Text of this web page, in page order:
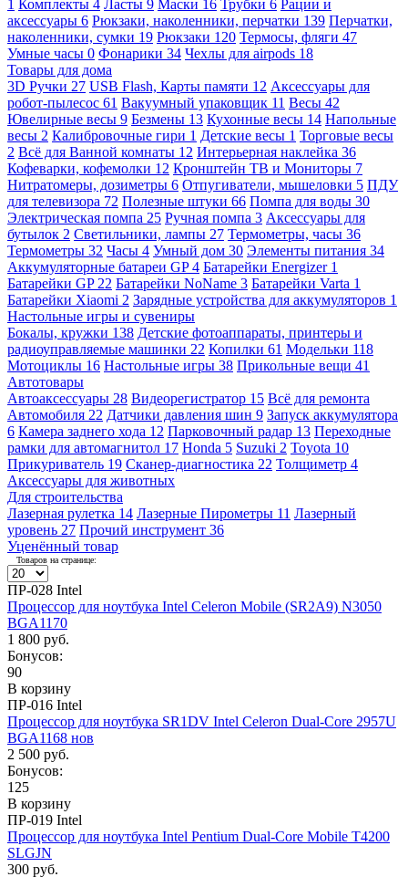
1 Комплекты 4 Ласты 9 Маски 16 Трубки 6 Рации и
аксессуары 6 Рюкзаки, наколенники, перчатки 139 Перчатки,
наколенники, сумки 19 Рюкзаки 120 Термосы, фляги 47
Умные часы 0 Фонарики 34 Чехлы для airpods 18
Товары для дома
3D Ручки 27 USB Flash, Карты памяти 12 Аксессуары для
робот-пылесос 61 Вакуумный упаковщик 11 Весы 42
Ювелирные весы 9 Безмены 13 Кухонные весы 14 Напольные
весы 2 Калибровочные гири 1 Детские весы 1 Торговые весы
2 Всё для Ванной комнаты 12 Интерьерная наклейка 36
Кофеварки, кофемолки 12 Кронштейн ТВ и Мониторы 7
Нитратомеры, дозиметры 6 Отпугиватели, мышеловки 5 ПДУ
для телевизора 72 Полезные штуки 66 Помпа для воды 30
Электрическая помпа 25 Ручная помпа 3 Аксессуары для
бутылок 2 Светильники, лампы 27 Термометры, часы 36
Термометры 32 Часы 4 Умный дом 30 Элементы питания 34
Аккумуляторные батареи GP4 Батарейки Energizer 1
Батарейки GP 22 Батарейки NoName 3 Батарейки Varta 1
Батарейки Xiaomi 2 Зарядные устройства для аккумуляторов 1
Настольные игры и сувениры
Бокалы, кружки 138 Детские фотоаппараты, принтеры и
радиоуправляемые машинки 22 Копилки 61 Модельки 118
Мотоциклы 16 Настольные игры 38 Прикольные вещи 41
Автотовары
Автоаксессуары 28 Видеорегистратор 15 Всё для ремонта
Автомобиля 22 Датчики давления шин 9 Запуск аккумулятора
6 Камера заднего хода 12 Парковочный радар 13 Переходные
рамки для автомагнитол 17 Honda 5 Suzuki 2 Toyota 10
Прикуриватель 19 Сканер-диагностика 22 Толщиметр 4
Аксессуары для животных
Для строительства
Лазерная рулетка 14 Лазерные Пирометры 11 Лазерный
уровень 27 Прочий инструмент 36
Уценённый товар
Товаров на странице:
ПР-028 Intel
Процессор для ноутбука Intel Celeron Mobile (SR2A9) N3050
BGA1170
1 800 руб.
Бонусов:
90
В корзину
ПР-016 Intel
Процессор для ноутбука SR1DV Intel Celeron Dual-Core 2957U
BGA1168 нов
2 500 руб.
Бонусов:
125
В корзину
ПР-019 Intel
Процессор для ноутбука Intel Pentium Dual-Core Mobile T4200
SLGJN
300 руб.